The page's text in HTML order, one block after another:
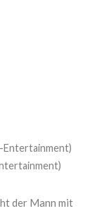
der Mann mit